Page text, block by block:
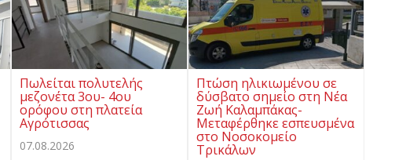
Πωλείται πολυτελής
μεζονέτα 3ου- 4ου
ορόφου στη πλατεία
Αγρότισσας
07.08.2026
Πτώση ηλικιωμένου σε
δύσβατο σημείο στη Νέα
Ζωή Καλαμπάκας-
Μεταφέρθηκε εσπευσμένα
στο Νοσοκομείο
Τρικάλων